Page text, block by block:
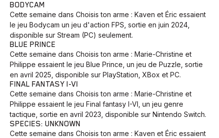
BODYCAM
Cette semaine dans Choisis ton arme : Kaven et Éric essaient
le jeu Bodycam un jeu d'action FPS, sortie en juin 2024,
disponible sur Stream (PC) seulement.
BLUE PRINCE
Cette semaine dans Choisis ton arme : Marie-Christine et
Philippe essaient le jeu Blue Prince, un jeu de Puzzle, sortie
en avril 2025, disponible sur PlayStation, XBox et PC.
FINAL FANTASY I-VI
Cette semaine dans Choisis ton arme : Marie-Christine et
Philippe essaient le jeu Final fantasy I-VI, un jeu genre
tactique, sortie en avril 2023, disponible sur Nintendo Switch.
SPECIES: UNKNOWN
Cette semaine dans Choisis ton arme : Kaven et Éric essaient